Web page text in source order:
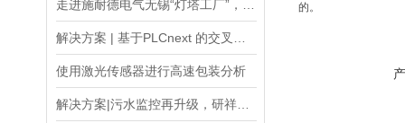
使用激光传感器进行高速包装分析
的。